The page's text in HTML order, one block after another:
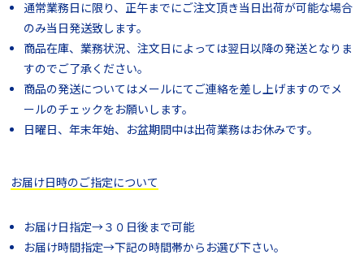
通常業務日に限り、正午までにご注文頂き当日出荷が可能な場合
のみ当日発送致します。
商品在庫、業務状況、注文日によっては翌日以降の発送となりま
すのでご了承ください。
商品の発送についてはメールにてご連絡を差し上げますのでメ
ールのチェックをお願いします。
日曜日、年末年始、お盆期間中は出荷業務はお休みです。
お届け日時のご指定について
お届け日指定→３０日後まで可能
お届け時間指定→下記の時間帯からお選び下さい。